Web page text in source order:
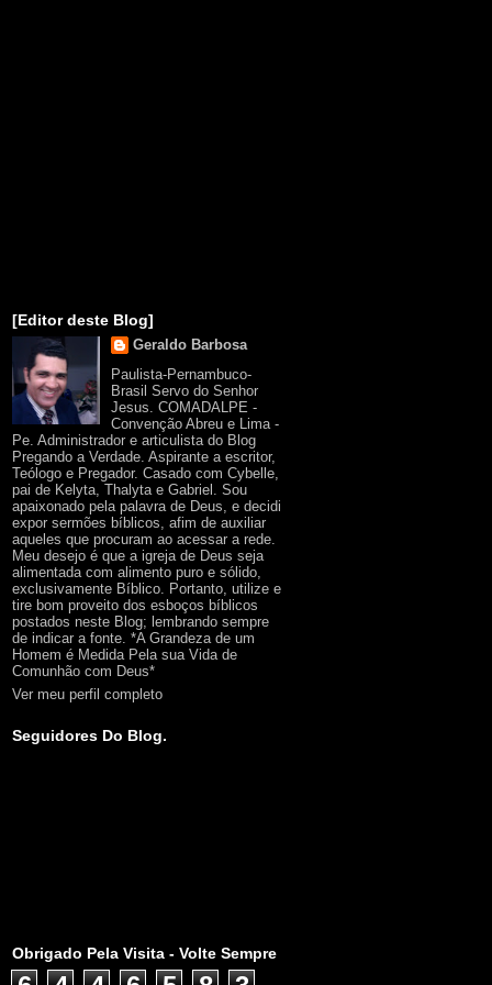
[Editor deste Blog]
Geraldo Barbosa
Paulista-Pernambuco-
Brasil Servo do Senhor
Jesus. COMADALPE -
Convenção Abreu e Lima -
Pe. Administrador e articulista do Blog
Pregando a Verdade. Aspirante a escritor,
Teólogo e Pregador. Casado com Cybelle,
pai de Kelyta, Thalyta e Gabriel. Sou
apaixonado pela palavra de Deus, e decidi
expor sermões bíblicos, afim de auxiliar
aqueles que procuram ao acessar a rede.
Meu desejo é que a igreja de Deus seja
alimentada com alimento puro e sólido,
exclusivamente Bíblico. Portanto, utilize e
tire bom proveito dos esboços bíblicos
postados neste Blog; lembrando sempre
de indicar a fonte. *A Grandeza de um
Homem é Medida Pela sua Vida de
Comunhão com Deus*
Ver meu perfil completo
Seguidores Do Blog.
Obrigado Pela Visita - Volte Sempre